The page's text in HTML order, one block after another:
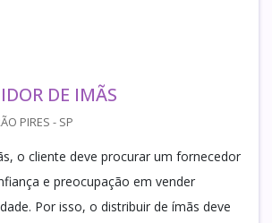
DE IMÃS
PIRES - SP
o cliente deve procurar um fornecedor
e preocupação em vender
Por isso, o distribuir de ímãs deve